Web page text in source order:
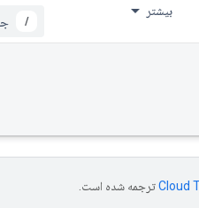
بیشتر
/
ترجمه شده است.